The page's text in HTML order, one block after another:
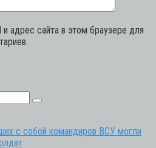
адрес сайта в этом браузере для
с собой командиров ВСУ могли